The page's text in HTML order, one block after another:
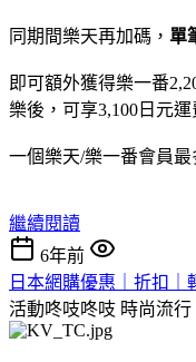
同期間樂天再加碼， 單
即可額外獲得樂一番
樂後，可享3,100日元運
一個樂天/樂一番會員最
繼續閱讀
6年前
日本網購優惠｜折扣｜
活動咚吱咚吱 時尚流行